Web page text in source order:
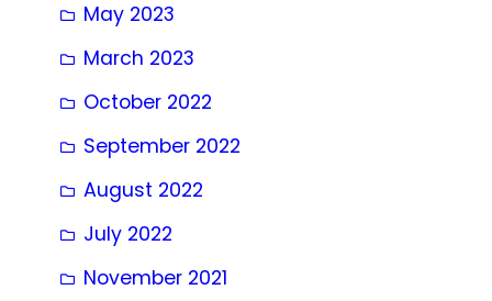
May 2023
March 2023
October 2022
September 2022
August 2022
July 2022
November 2021